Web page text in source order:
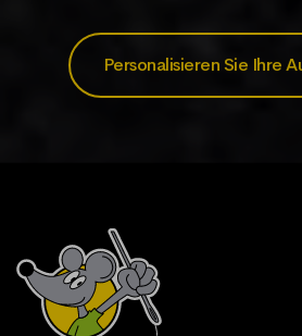
Personalisieren Sie Ihre